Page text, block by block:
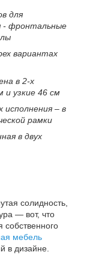
для
- фронтальные
вариантах
в 2-х
и узкие 46 см
исполнения – в
рамки
в двух
солидность,
— вот, что
собственного
мебель
в дизайне.